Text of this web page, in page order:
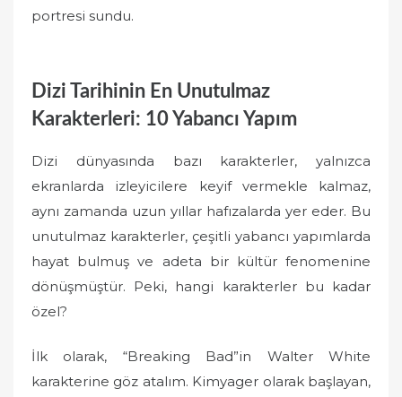
portresi sundu.
Dizi Tarihinin En Unutulmaz
Karakterleri: 10 Yabancı Yapım
Dizi dünyasında bazı karakterler, yalnızca
ekranlarda izleyicilere keyif vermekle kalmaz,
aynı zamanda uzun yıllar hafızalarda yer eder. Bu
unutulmaz karakterler, çeşitli yabancı yapımlarda
hayat bulmuş ve adeta bir kültür fenomenine
dönüşmüştür. Peki, hangi karakterler bu kadar
özel?
İlk olarak, “Breaking Bad”in Walter White
karakterine göz atalım. Kimyager olarak başlayan,